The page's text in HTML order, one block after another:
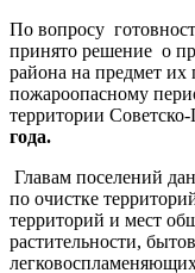
По вопросу
принято решение о
района на предмет их
пожароопасному
территории Советско-
года.
Главам поселений
по очистке
территорий и мест
растительности,